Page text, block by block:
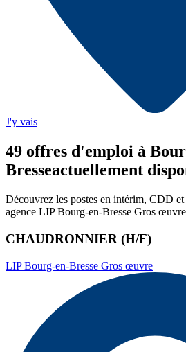
J'y vais
49 offres d'emploi à
Bresseactuellement
Découvrez les postes en intérim, CDD
agence LIP Bourg-en-Bresse Gros œuvre
CHAUDRONNIER (H/F)
LIP Bourg-en-Bresse Gros œuvre